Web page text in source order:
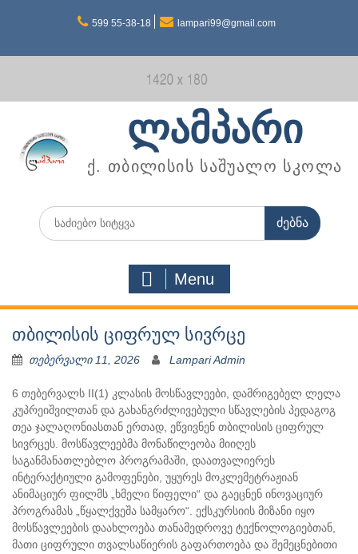
599 55-38-18 lampari99@gmail.com
ლამპარი
ქ. თბილისის საშუალო სკოლა
Search
for:
Menu
თბილისის ციფრულ სივრცე
თებერვალი 11, 2026 Lampari Admin
6 თებერვალს II(1) კლასის მოსწავლეები, დამრიგებელ ლელა
კუპრეიშვილთან და გახანგრძლივებული სწავლების პედაგოგ
თეა ჯალაღონიასთან ერთად, ეწვივნენ თბილისის ციფრულ
სივრცეს. მოსწავლეებმა მონაწილეობა მიიღეს
საგანმანათლებლო პროგრამაში, დაათვალიერეს
ინტერაქტიული გამოფენები, უყურეს მოკლემეტრაჟიან
ანიმაციურ ფილმს „ხმელი წიფელი“ და გაეცნენ ინოვაციურ
პროგრამას „წყალქვეშა სამყარო“. ექსკურსიის მიზანი იყო
მოსწავლეების დაახლოება თანამედროვე ტექნოლოგიებთან,
მათი ციფრული თვალსაწიერის გაფართოება და შემეცნებითი